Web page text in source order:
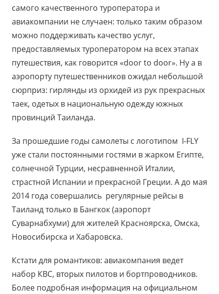
самого качественного туроператора и
авиакомпании не случаен: только таким образом
можно поддерживать качество услуг,
предоставляемых туроператором на всех этапах
путешествия, как говорится «door to door». Ну а в
аэропорту путешественников ожидал небольшой
сюрприз: гирлянды из орхидей из рук прекрасных
таек, одетых в национальную одежду южных
провинций Таиланда.
За прошедшие годы самолеты с логотипом I-FLY
уже стали постоянными гостями в жарком Египте,
солнечной Турции, несравненной Италии,
страстной Испании и прекрасной Греции. А до мая
2014 года совершались регулярные рейсы в
Таиланд только в Бангкок (аэропорт
Суварнабхуми) для жителей Красноярска, Омска,
Новосибирска и Хабаровска.
Кстати для романтиков: авиакомпания ведет
набор КВС, вторых пилотов и бортпроводников.
Более подробная информация на официальном